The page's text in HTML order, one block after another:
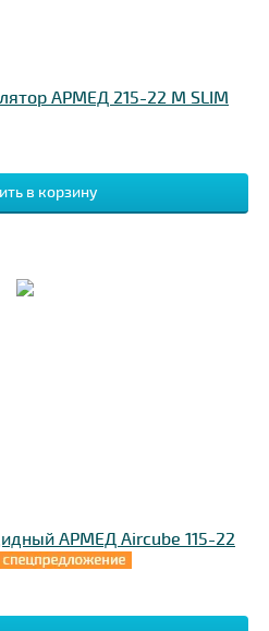
АРМЕД 215-22 M SLIM
АРМЕД Aircube 115-22